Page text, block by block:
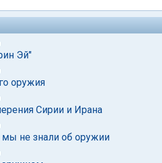
Эй"
оружия
Сирии и Ирана
не знали об оружии